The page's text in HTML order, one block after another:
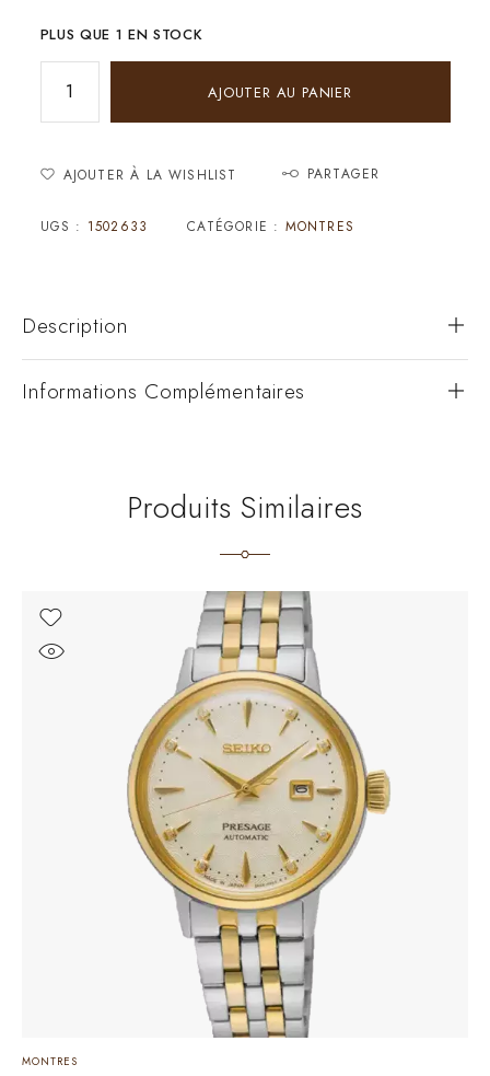
PLUS QUE 1 EN STOCK
AJOUTER AU PANIER
AJOUTER À LA WISHLIST PARTAGER
UGS : 1502633 CATÉGORIE : MONTRES
Description
Informations Complémentaires
Produits Similaires
MONTRES